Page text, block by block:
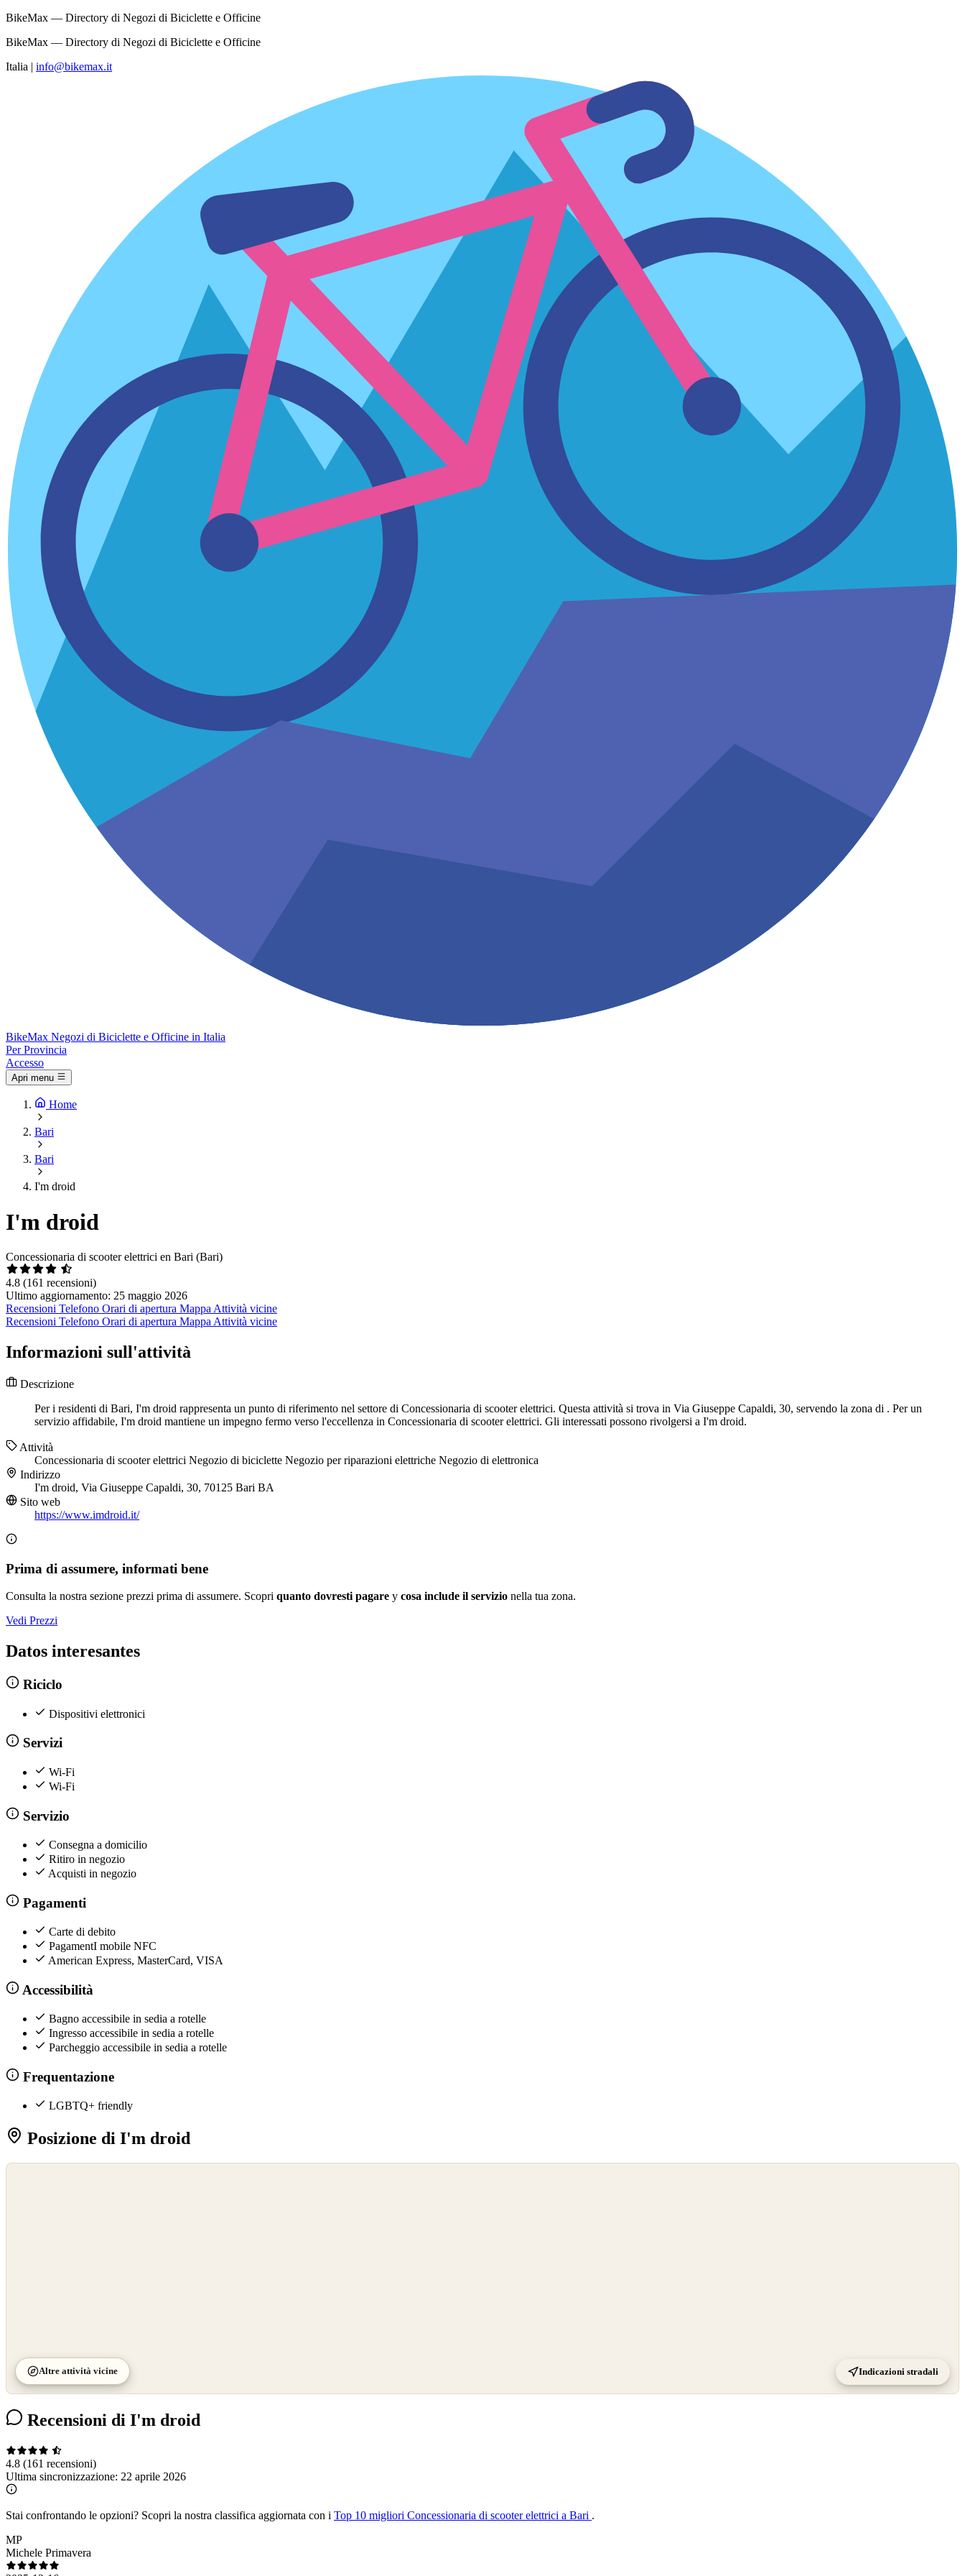
BikeMax — Directory di Negozi di Biciclette e Officine
BikeMax — Directory di Negozi di Biciclette e Officine
Italia | info@bikemax.it
BikeMax Negozi di Biciclette e Officine in Italia
Per Provincia
Accesso
Apri menu
Home
Bari
Bari
I'm droid
I'm droid
Concessionaria di scooter elettrici en Bari (Bari)
4.8 (161 recensioni)
Ultimo aggiornamento: 25 maggio 2026
Recensioni Telefono Orari di apertura Mappa Attività vicine
Recensioni Telefono Orari di apertura Mappa Attività vicine
Informazioni sull'attività
Descrizione
Per i residenti di Bari, I'm droid rappresenta un punto di riferimento nel settore di Concessionaria di scooter elettrici. Questa attività si trova in Via Giuseppe Capaldi, 30, servendo la zona di . Per un
servizio affidabile, I'm droid mantiene un impegno fermo verso l'eccellenza in Concessionaria di scooter elettrici. Gli interessati possono rivolgersi a I'm droid.
Attività
Concessionaria di scooter elettrici Negozio di biciclette Negozio per riparazioni elettriche Negozio di elettronica
Indirizzo
I'm droid, Via Giuseppe Capaldi, 30, 70125 Bari BA
Sito web
https://www.imdroid.it/
Prima di assumere, informati bene
Consulta la nostra sezione prezzi prima di assumere. Scopri quanto dovresti pagare y cosa include il servizio nella tua zona.
Vedi Prezzi
Datos interesantes
Riciclo
Dispositivi elettronici
Servizi
Wi-Fi
Wi-Fi
Servizio
Consegna a domicilio
Ritiro in negozio
Acquisti in negozio
Pagamenti
Carte di debito
PagamentI mobile NFC
American Express, MasterCard, VISA
Accessibilità
Bagno accessibile in sedia a rotelle
Ingresso accessibile in sedia a rotelle
Parcheggio accessibile in sedia a rotelle
Frequentazione
LGBTQ+ friendly
Posizione di I'm droid
Altre attività vicine Indicazioni stradali
Recensioni di I'm droid
4.8 (161 recensioni)
Ultima sincronizzazione: 22 aprile 2026
Stai confrontando le opzioni? Scopri la nostra classifica aggiornata con i Top 10 migliori Concessionaria di scooter elettrici a Bari .
MP
Michele Primavera